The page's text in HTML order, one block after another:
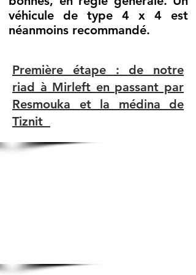
véhicule de type 4 x 4 est
néanmoins recommandé.
Première étape : de notre
riad à Mirleft en passant par
Resmouka et la médina de
Tiznit